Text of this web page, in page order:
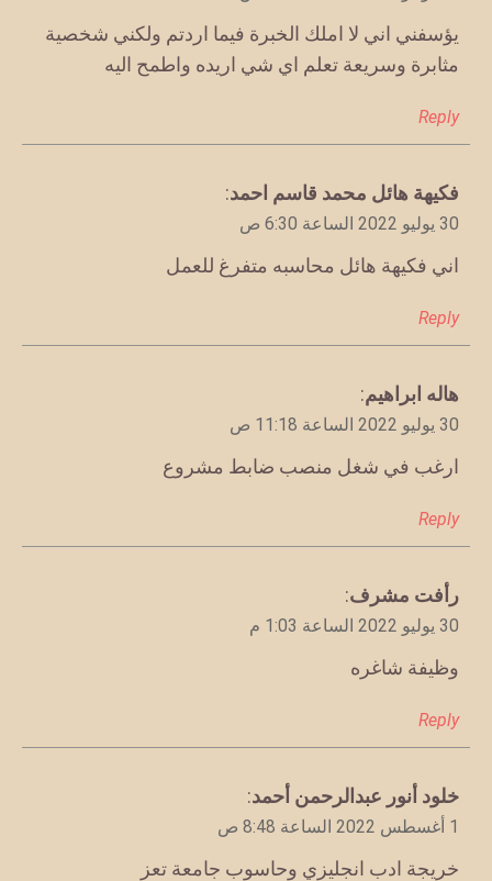
يؤسفني اني لا املك الخبرة فيما اردتم ولكني شخصية
مثابرة وسريعة تعلم اي شي اريده واطمح اليه
Reply
يقول
فكيهة هائل محمد قاسم احمد:
30 يوليو 2022 الساعة 6:30 ص
اني فكيهة هائل محاسبه متفرغ للعمل
Reply
يقول
هاله ابراهيم:
30 يوليو 2022 الساعة 11:18 ص
ارغب في شغل منصب ضابط مشروع
Reply
يقول
رأفت مشرف:
30 يوليو 2022 الساعة 1:03 م
وظيفة شاغره
Reply
يقول
خلود أنور عبدالرحمن أحمد:
1 أغسطس 2022 الساعة 8:48 ص
خريجة ادب انجليزي وحاسوب جامعة تعز